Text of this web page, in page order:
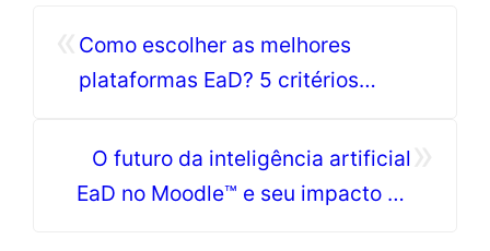
Como escolher as melhores
plataformas EaD? 5 critérios
O futuro da inteligência artificial
EaD no Moodle™ e seu impacto no